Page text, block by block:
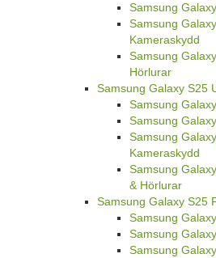
Samsung
Samsung
Kameraskydd
Samsung
Hörlurar
Samsung Galaxy S25
Samsung
Samsung
Samsung
Kameraskydd
Samsung
& Hörlurar
Samsung Galaxy S25
Samsung
Samsung
Samsung